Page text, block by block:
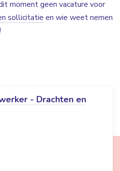
moment geen vacature voor
sollicitatie en wie weet nemen
- Drachten en